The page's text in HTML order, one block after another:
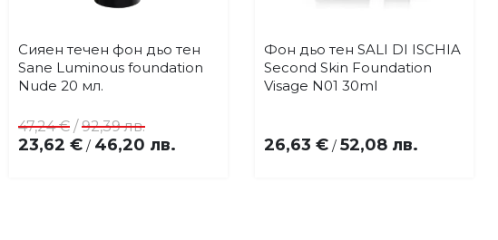
Добави
в
Купи
Сияен течен фон дьо тен
Sane Luminous foundation
Nude 20 мл.
23,62 € / 46,20 лв.
47,24 € /92,39 лв.
Добави
в
Купи
Фон дьо тен SALI DI ISCHIA
Second Skin Foundation
Visage N01 30ml
26,63 € / 52,08 лв.